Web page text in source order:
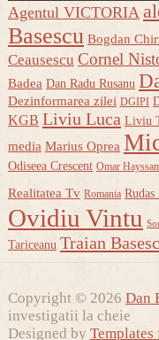
Agentul VICTORIA
Basescu Bogdan
Ceausescu Cornel
Badea Dan Radu Rusanu
Dezinformarea zilei DGIPI
KGB Liviu Luca Liviu
media Marius Oprea
Odiseea Crescent Omar
Realitatea Tv Romania Rudas
Ovidiu Vintu
Tariceanu Traian
Copyright © 2026 Dan
investigatii la cheie
Designed by Templates